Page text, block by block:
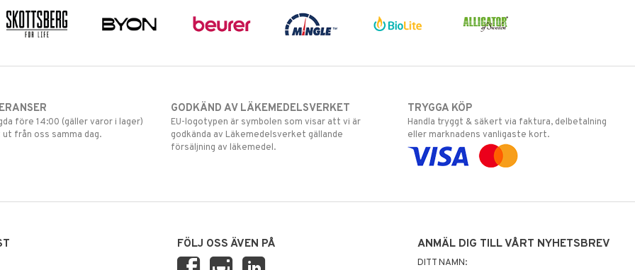
före 14:00 (gäller varor i lager)
från oss samma dag.
GODKÄND AV LÄKEMEDELSVERKET
EU-logotypen är symbolen som visar att vi är
godkända av Läkemedelsverket gällande
försäljning av läkemedel.
TRYGGA KÖP
Handla tryggt & säkert via faktura, delbetalning
eller marknadens vanligaste kort.
FÖLJ OSS ÄVEN PÅ ANMÄL DIG TILL VÅRT NYHETSBREV
DITT NAMN: